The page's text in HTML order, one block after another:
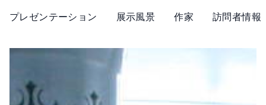
プレゼンテーション 展示風景 作家 訪問者情報